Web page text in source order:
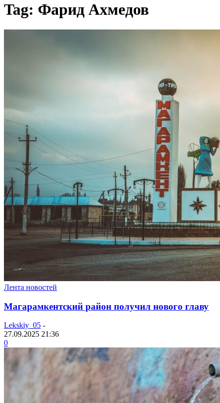
Tag: Фарид Ахмедов
Лента новостей
Магарамкентский район получил нового главу
Lekskiy_05 -
27.09.2025 21:36
0